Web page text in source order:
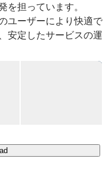
を担っています。
ユーザーにより快適で
安定したサービスの運
の規模は急速に拡大し